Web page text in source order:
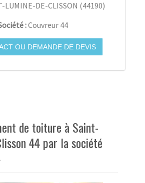
LUMINE-DE-CLISSON (44190)
:Couvreur 44
OU DEMANDE DE DEVIS
de toiture à Saint-
44 par la société